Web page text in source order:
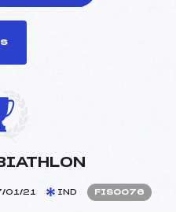
01/21 IND FIS0076